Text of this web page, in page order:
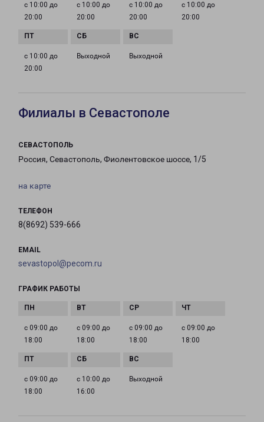
с 10:00 до
20:00
с 10:00 до
20:00
с 10:00 до
20:00
с 10:00 до
20:00
с 10:00 до
20:00
Выходной Выходной
Филиалы в Севастополе
СЕВАСТОПОЛЬ
Россия, Севастополь, Фиолентовское шоссе, 1/5
на карте
ТЕЛЕФОН
8(8692) 539-666
EMAIL
sevastopol@pecom.ru
ГРАФИК РАБОТЫ
с 09:00 до
18:00
с 09:00 до
18:00
с 09:00 до
18:00
с 09:00 до
18:00
с 09:00 до
18:00
с 10:00 до
16:00
Выходной